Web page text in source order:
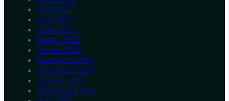
mai 2012
avril 2012
mars 2012
février 2012
janvier 2012
décembre 2011
novembre 2011
octobre 2011
septembre 2011